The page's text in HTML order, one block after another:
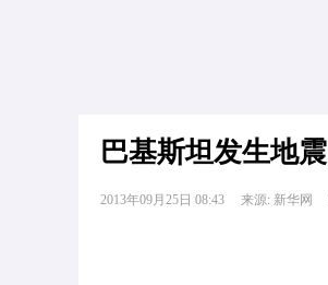
巴基斯坦发生地震
2013年09月25日 08:43 来源: 新华网